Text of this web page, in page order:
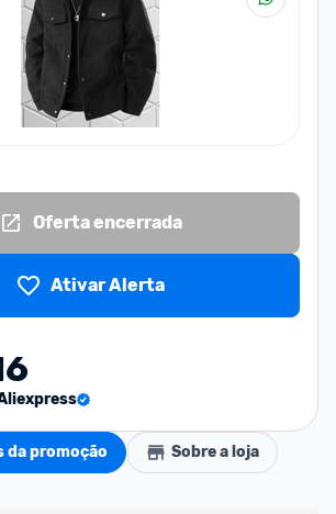
Oferta encerrada
Ativar Alerta
da promoção Sobre a loja